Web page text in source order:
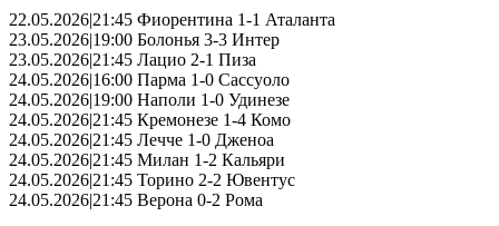
22.05.2026|21:45 Фиорентина 1-1 Аталанта
23.05.2026|19:00 Болонья 3-3 Интер
23.05.2026|21:45 Лацио 2-1 Пиза
24.05.2026|16:00 Парма 1-0 Сассуоло
24.05.2026|19:00 Наполи 1-0 Удинезе
24.05.2026|21:45 Кремонезе 1-4 Комо
24.05.2026|21:45 Лечче 1-0 Дженоа
24.05.2026|21:45 Милан 1-2 Кальяри
24.05.2026|21:45 Торино 2-2 Ювентус
24.05.2026|21:45 Верона 0-2 Рома